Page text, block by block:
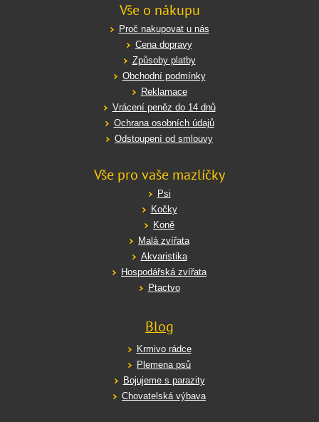
Vše o nákupu
Proč nakupovat u nás
Cena dopravy
Způsoby platby
Obchodní podmínky
Reklamace
Vrácení peněz do 14 dnů
Ochrana osobních údajů
Odstoupení od smlouvy
Vše pro vaše mazlíčky
Psi
Kočky
Koně
Malá zvířata
Akvaristika
Hospodářská zvířata
Ptactvo
Blog
Krmivo rádce
Plemena psů
Bojujeme s parazity
Chovatelská výbava